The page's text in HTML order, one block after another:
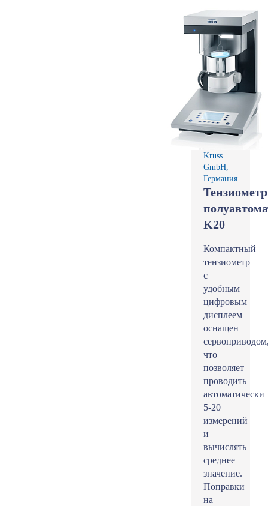
Kruss
GmbH,
Германия
Тензиометр
K20
Компактный
тензиометр
с
удобным
цифровым
дисплеем
оснащен
что
позволяет
проводить
автоматически
5-20
измерений
и
вычислять
среднее
значение.
Поправки
на